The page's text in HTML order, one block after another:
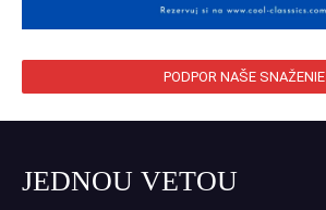
PODPOR NAŠE SNAŽENIE
JEDNOU VETOU